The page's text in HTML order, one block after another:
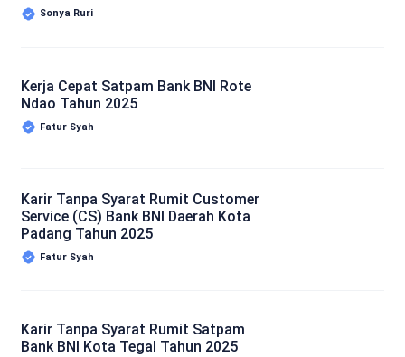
Sonya Ruri
Kerja Cepat Satpam Bank BNI Rote
Ndao Tahun 2025
Fatur Syah
Karir Tanpa Syarat Rumit Customer
Service (CS) Bank BNI Daerah Kota
Padang Tahun 2025
Fatur Syah
Karir Tanpa Syarat Rumit Satpam
Bank BNI Kota Tegal Tahun 2025